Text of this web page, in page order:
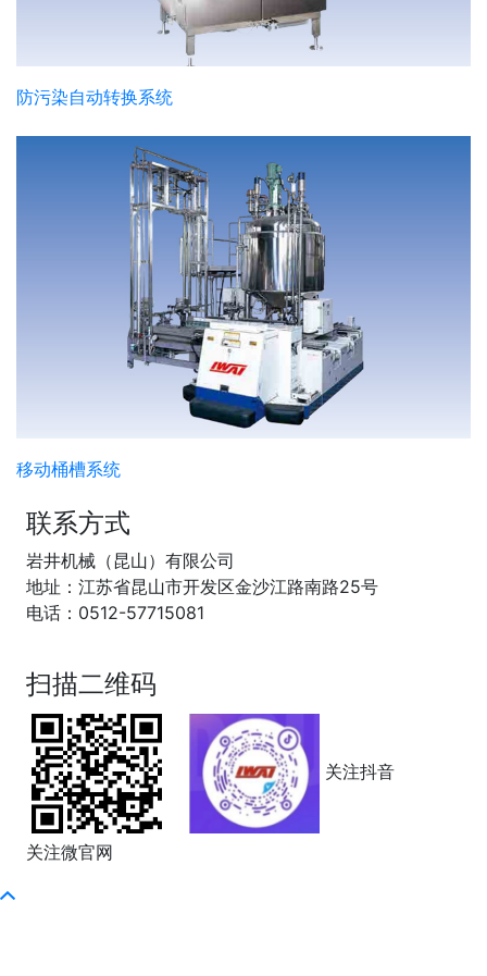
防污染自动转换系统
移动桶槽系统
联系方式
岩井机械（昆山）有限公司
地址：江苏省昆山市开发区金沙江路南路25号
电话：0512-57715081
扫描二维码
关注微官网
关注抖音